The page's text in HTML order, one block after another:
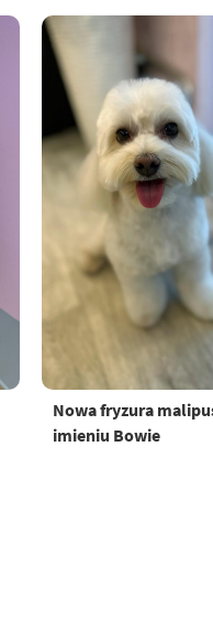
Nowa fryzura
imieniu Bowie